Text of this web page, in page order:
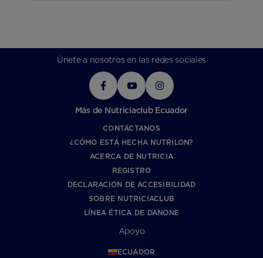
Únete a nosotros en las redes sociales
Más de Nutriciaclub Ecuador
CONTÁCTANOS
¿CÓMO ESTÁ HECHA NUTRILON?
ACERCA DE NUTRICIA
REGISTRO
DECLARACIÓN DE ACCESIBILIDAD
SOBRE NUTRICIACLUB
LÍNEA ÉTICA DE DANONE
Apoyo
ECUADOR